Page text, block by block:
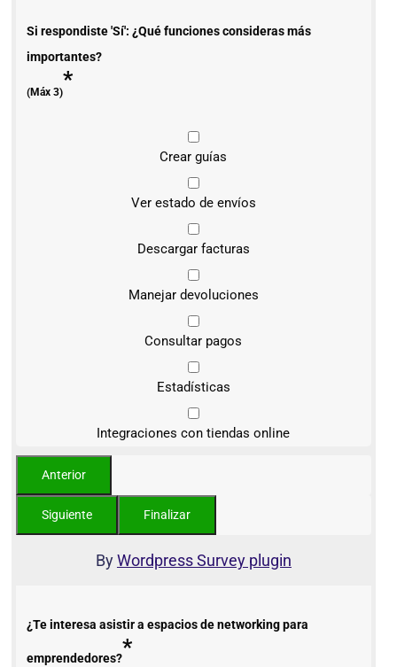
Si respondiste 'Sí': ¿Qué funciones consideras más
importantes?
(Máx 3)*
Crear guías
Ver estado de envíos
Descargar facturas
Manejar devoluciones
Consultar pagos
Estadísticas
Integraciones con tiendas online
ByWordpress Survey plugin
¿Te interesa asistir a espacios de networking para
emprendedores?*